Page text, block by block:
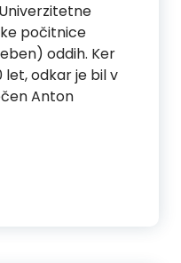
počitnice
oddih. Ker
let, odkar je bil v
Anton
izlet v Salzburg in na